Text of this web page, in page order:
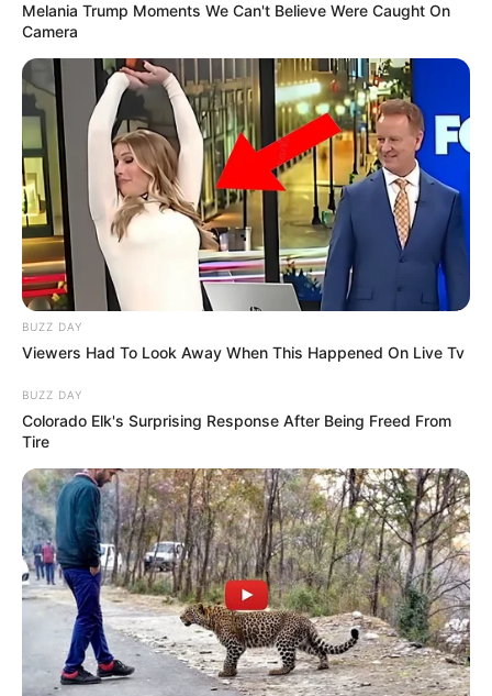
Melania Trump Moments We Can't Believe Were Caught On
Camera
BUZZ DAY
Viewers Had To Look Away When This Happened On Live Tv
BUZZ DAY
Colorado Elk's Surprising Response After Being Freed From
Tire